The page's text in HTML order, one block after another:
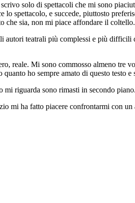
solo di spettacoli che mi sono
lo spettacolo, e succede, piuttosto
che sia, non mi piace affondare il coltello.
teatrali più complessi e più
reale. Mi sono commosso almeno tre
ho sempre amato di questo testo
mi riguarda sono rimasti in secondo piano.
mi ha fatto piacere confrontarmi con